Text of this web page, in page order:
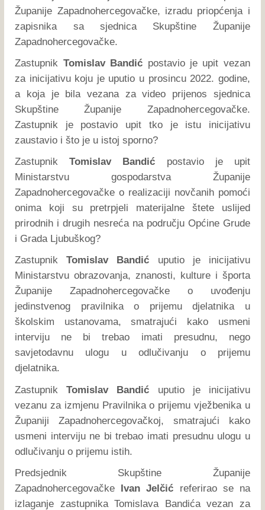
Županije Zapadnohercegovačke, izradu priopćenja i
zapisnika sa sjednica Skupštine Županije
Zapadnohercegovačke.
Zastupnik Tomislav Bandić postavio je upit vezan
za inicijativu koju je uputio u prosincu 2022. godine,
a koja je bila vezana za video prijenos sjednica
Skupštine Županije Zapadnohercegovačke.
Zastupnik je postavio upit tko je istu inicijativu
zaustavio i što je u istoj sporno?
ZastupnikTomislav Bandić postavio je upit
Ministarstvu gospodarstva Županije
Zapadnohercegovačke o realizaciji novčanih pomoći
onima koji su pretrpjeli materijalne štete uslijed
prirodnih i drugih nesreća na području Općine Grude
i Grada Ljubuškog?
ZastupnikTomislav Bandić uputio je inicijativu
Ministarstvu obrazovanja, znanosti, kulture i športa
Županije Zapadnohercegovačke o uvođenju
jedinstvenog pravilnika o prijemu djelatnika u
školskim ustanovama, smatrajući kako usmeni
interviju ne bi trebao imati presudnu, nego
savjetodavnu ulogu u odlučivanju o prijemu
djelatnika.
ZastupnikTomislav Bandić uputio je inicijativu
vezanu za izmjenu Pravilnika o prijemu vježbenika u
Županiji Zapadnohercegovačkoj, smatrajući kako
usmeni interviju ne bi trebao imati presudnu ulogu u
odlučivanju o prijemu istih.
Predsjednik Skupštine Županije
Zapadnohercegovačke Ivan Jelčić referirao se na
izlaganje zastupnika Tomislava Bandića vezan za